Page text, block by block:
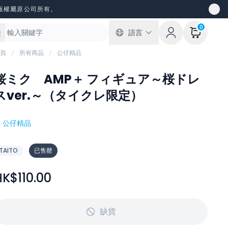
屬原公司所有。
語言
0
所有商品 公仔精品
ミク AMP＋ フィギュア～桜ドレ
ver.～（タイクレ限定）
公仔精品
TAITO 已售罄
缺貨